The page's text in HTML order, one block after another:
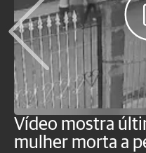
Vídeo mostra
mulher morta a